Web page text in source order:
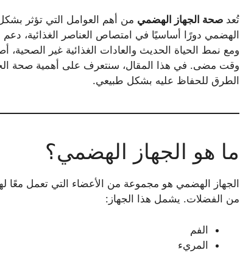
تُعد صحة الجهاز الهضمي من أهم العوامل التي تؤثر
الهضمي دورًا أساسيًا في امتصاص العناصر الغذائية،
ومع نمط الحياة الحديث والعادات الغذائية غير
وقت مضى. في هذا المقال، سنتعرف على أهمية صحة
الطرق للحفاظ عليه بشكل طبيعي.
ما هو الجهاز الهضمي؟
الجهاز الهضمي هو مجموعة من الأعضاء التي تعمل معًا
من الفضلات. يشمل هذا الجهاز:
الفم
المريء